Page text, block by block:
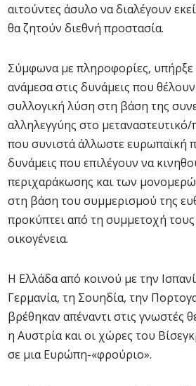
αιτούντες άσυλο να διαλέγουν
θα ζητούν διεθνή προστασία.
Σύμφωνα με πληροφορίες, υπήρξε
ανάμεσα στις δυνάμεις που
συλλογική λύση στη βάση της
αλληλεγγύης στο
που συνιστά άλλωστε ευρωπαϊκή
δυνάμεις που επιλέγουν να
περιχαράκωσης και των
στη βάση του συμμερισμού της
προκύπτει από τη συμμετοχή
οικογένεια.
Η Ελλάδα από κοινού με την
Γερμανία, τη Σουηδία, την
βρέθηκαν απέναντι στις γνωστές
η Αυστρία και οι χώρες του
σε μια Ευρώπη-«φρούριο».